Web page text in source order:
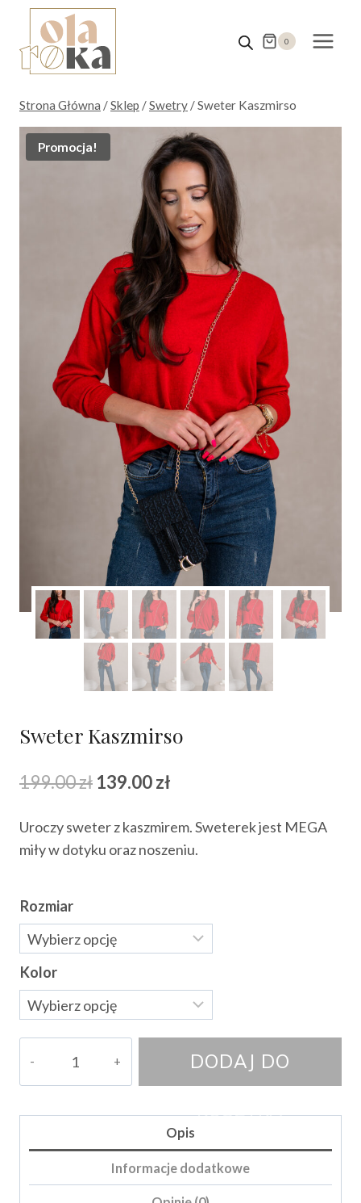
Przejdź
treści
0
Strona Główna /Sklep /Swetry /Sweter Kaszmirso
Promocja!
Sweter Kaszmirso
199.00zł Pierwotna
wynosiła:
139.00zł
wynosi:
Uroczy sweter z kaszmirem. Sweterek jest MEGA
miły w dotyku oraz noszeniu.
Rozmiar
Kolor
DODAJ DO
KOSZYKA
Opis
Informacje dodatkowe